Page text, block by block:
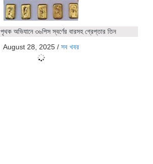
অভিযানে ৩৬পিস স্বর্ণের বারসহ গ্রেপ্তার তিন
August 28, 2025 / সব খবর